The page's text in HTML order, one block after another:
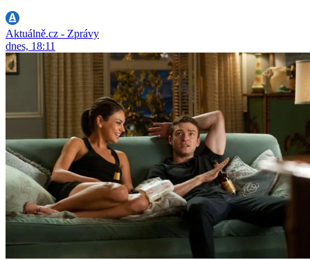
Aktuálně.cz - Zprávy
dnes, 18:11